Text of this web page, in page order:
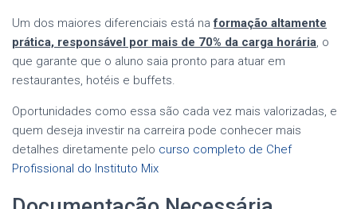
Um dos maiores diferenciais está naformação altamente
prática, responsável por mais de 70% da carga horária, o
que garante que o aluno saia pronto para atuar em
restaurantes, hotéis e buffets.
Oportunidades como essa são cada vez mais valorizadas, e
quem deseja investir na carreira pode conhecer mais
detalhes diretamente pelo curso completo de Chef
Profissional do Instituto Mix